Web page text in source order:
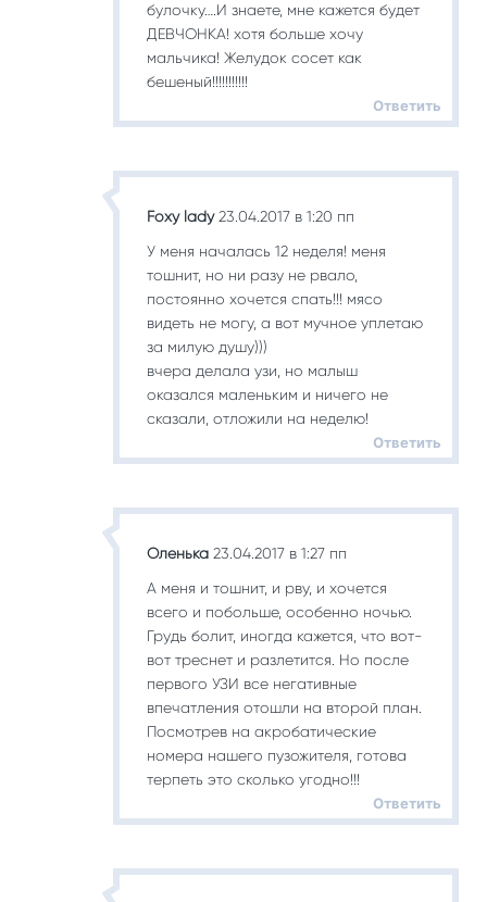
булочку….И знаете, мне кажется будет
ДЕВЧОНКА! хотя больше хочу
мальчика! Желудок сосет как
бешеный!!!!!!!!!!!
Ответить
Foxy lady23.04.2017 в 1:20 пп
У меня началась 12 неделя! меня
тошнит, но ни разу не рвало,
постоянно хочется спать!!! мясо
видеть не могу, а вот мучное уплетаю
за милую душу)))
вчера делала узи, но малыш
оказался маленьким и ничего не
сказали, отложили на неделю!
Ответить
Оленька 23.04.2017 в 1:27 пп
А меня и тошнит, и рву, и хочется
всего и побольше, особенно ночью.
Грудь болит, иногда кажется, что вот-
вот треснет и разлетится. Но после
первого УЗИ все негативные
впечатления отошли на второй план.
Посмотрев на акробатические
номера нашего пузожителя, готова
терпеть это сколько угодно!!!
Ответить